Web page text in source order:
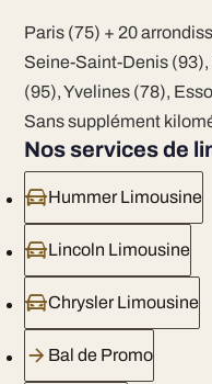
Paris (75) + 20
Seine-Saint-Denis
(95), Yvelines (78),
Sans supplément
Nos services de
Hummer Limousine
Lincoln Limousine
Chrysler Limousine
Bal de Promo